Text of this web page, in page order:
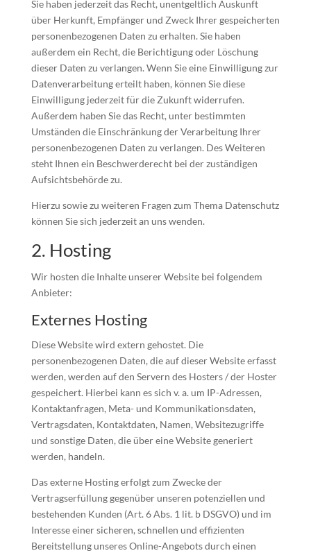
Sie haben jederzeit das Recht, unentgeltlich Auskunft
über Herkunft, Empfänger und Zweck Ihrer gespeicherten
personenbezogenen Daten zu erhalten. Sie haben
außerdem ein Recht, die Berichtigung oder Löschung
dieser Daten zu verlangen. Wenn Sie eine Einwilligung zur
Datenverarbeitung erteilt haben, können Sie diese
Einwilligung jederzeit für die Zukunft widerrufen.
Außerdem haben Sie das Recht, unter bestimmten
Umständen die Einschränkung der Verarbeitung Ihrer
personenbezogenen Daten zu verlangen. Des Weiteren
steht Ihnen ein Beschwerderecht bei der zuständigen
Aufsichtsbehörde zu.
Hierzu sowie zu weiteren Fragen zum Thema Datenschutz
können Sie sich jederzeit an uns wenden.
2. Hosting
Wir hosten die Inhalte unserer Website bei folgendem
Anbieter:
Externes Hosting
Diese Website wird extern gehostet. Die
personenbezogenen Daten, die auf dieser Website erfasst
werden, werden auf den Servern des Hosters / der Hoster
gespeichert. Hierbei kann es sich v. a. um IP-Adressen,
Kontaktanfragen, Meta- und Kommunikationsdaten,
Vertragsdaten, Kontaktdaten, Namen, Websitezugriffe
und sonstige Daten, die über eine Website generiert
werden, handeln.
Das externe Hosting erfolgt zum Zwecke der
Vertragserfüllung gegenüber unseren potenziellen und
bestehenden Kunden (Art. 6 Abs. 1 lit. b DSGVO) und im
Interesse einer sicheren, schnellen und effizienten
Bereitstellung unseres Online-Angebots durch einen